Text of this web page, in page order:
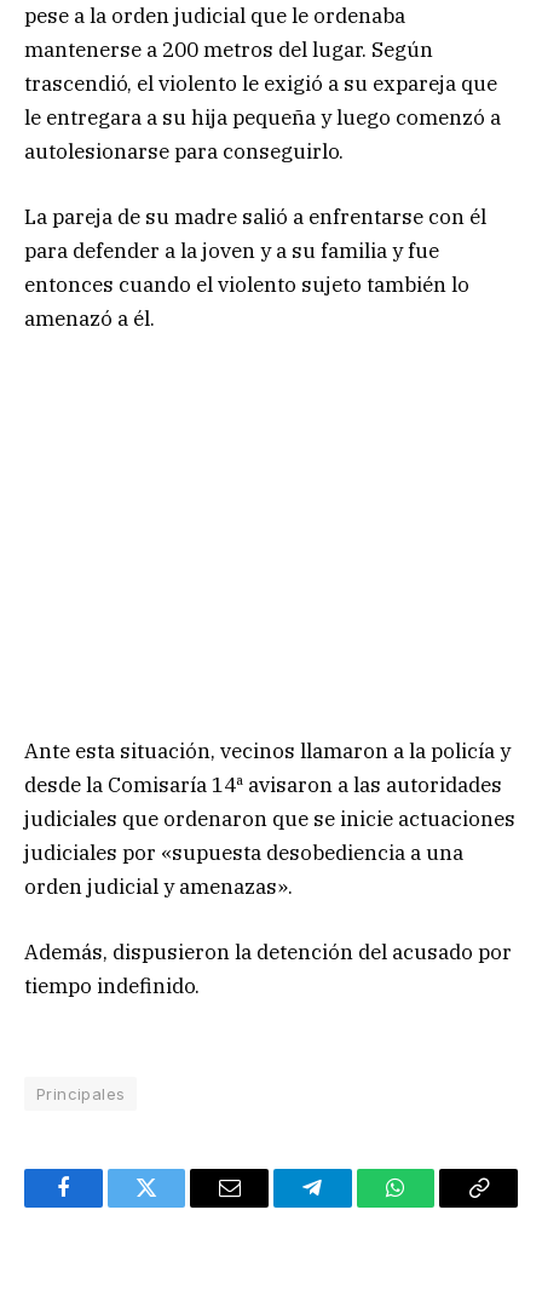
pese a la orden judicial que le ordenaba
mantenerse a 200 metros del lugar. Según
trascendió, el violento le exigió a su expareja que
le entregara a su hija pequeña y luego comenzó a
autolesionarse para conseguirlo.
La pareja de su madre salió a enfrentarse con él
para defender a la joven y a su familia y fue
entonces cuando el violento sujeto también lo
amenazó a él.
Ante esta situación, vecinos llamaron a la policía y
desde la Comisaría 14ª avisaron a las autoridades
judiciales que ordenaron que se inicie actuaciones
judiciales por «supuesta desobediencia a una
orden judicial y amenazas».
Además, dispusieron la detención del acusado por
tiempo indefinido.
Principales
FacebookTwitter Email TelegramWhatsAppCopy